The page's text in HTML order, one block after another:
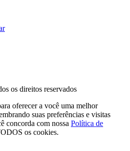
os direitos reservados
oferecer a você uma melhor
suas preferências e visitas
concorda com nossa Política de
os cookies.